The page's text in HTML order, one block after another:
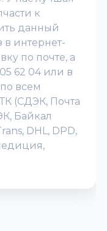
к
данный
интернет-
по почте, а
62 04 или в
всем
(СДЭК, Почта
Байкал
DHL, DPD,